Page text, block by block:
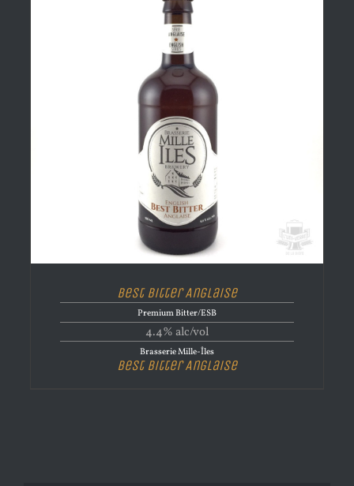
Best Bitter Anglaise
Premium Bitter/ESB
4.4% alc/vol
Brasserie Mille-Îles
Best Bitter Anglaise